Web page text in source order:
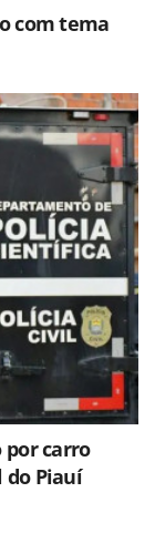
com tema
por carro
do Piauí